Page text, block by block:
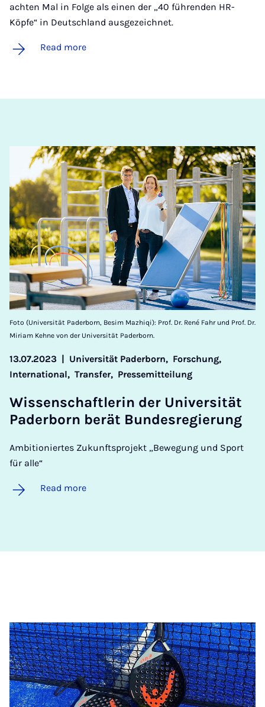
achten Mal in Folge als einen der „40 führenden HR-
Köpfe“ in Deutschland ausgezeichnet.
Read more
Foto (Universität Paderborn, Besim Mazhiqi): Prof. Dr. René Fahr und Prof. Dr.
Miriam Kehne von der Universität Paderborn.
13.07.2023 | Universität Paderborn, Forschung,
International, Transfer, Pressemitteilung
Wis­senschaftler­in der Uni­versität
Pader­born ber­ät Bundes­reg­ier­ung
Ambitioniertes Zukunftsprojekt „Bewegung und Sport
für alle“
Read more